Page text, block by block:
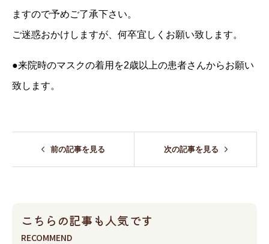
ますので予めご了承下さい。
ご迷惑おかけしますが、何卒宜しくお願い致します。
●来院時のマスクの着用を2歳以上の患者さんからお願い
致します。
前の記事を見る 次の記事を見る
こちらの記事も人気です
RECOMMEND